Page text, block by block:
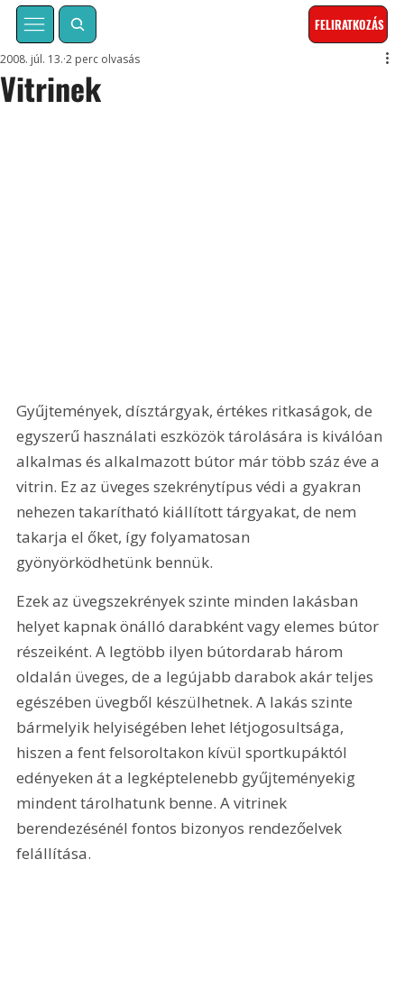
FELIRATKOZÁS
Vitrinek
2008. júl. 13. 2 perc olvasás
Gyűjtemények, dísztárgyak, értékes ritkaságok, de
egyszerű használati eszközök tárolására is kiválóan
alkalmas és alkalmazott bútor már több száz éve a
vitrin. Ez az üveges szekrénytípus védi a gyakran
nehezen takarítható kiállított tárgyakat, de nem
takarja el őket, így folyamatosan
gyönyörködhetünk bennük.
Ezek az üvegszekrények szinte minden lakásban
helyet kapnak önálló darabként vagy elemes bútor
részeiként. A legtöbb ilyen bútordarab három
oldalán üveges, de a legújabb darabok akár teljes
egészében üvegből készülhetnek. A lakás szinte
bármelyik helyiségében lehet létjogosultsága,
hiszen a fent felsoroltakon kívül sportkupáktól
edényeken át a legképtelenebb gyűjteményekig
mindent tárolhatunk benne. A vitrinek
berendezésénél fontos bizonyos rendezőelvek
felállítása.